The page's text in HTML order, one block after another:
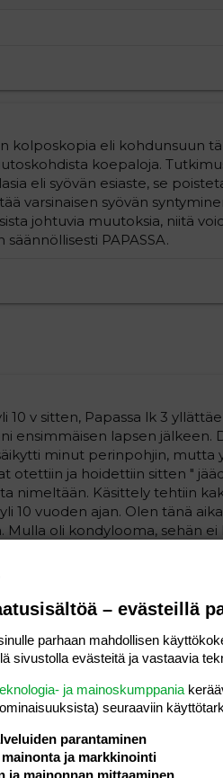
kolposkopia eli kohdunsuun
koepaloja.
eli syövän esiaste, se
varsinaisen syövän
johtuvia muutoksia, niitä
PAPASSA.
10 v sitten, Papassa lk 3
ensimmäisen lapsen jälkeen.
minut perinpohjin, mutta
otettiin ja hoidettiin sitten "
nimeltään. Käsittely tehtiin
10 vuoden ajan. Olen tänä
oli kondylooma, sehän ei
Onni että menin
syöpään. Siispä
20:09 Mami kirjoitti
v sitten, Papassa lk 3 yllättäen
– evästeillä
parhaan mahdollisen
sivustolla evästeitä ja vastaavia
ja mainoskumppania
seuraaviin
parantaminen
ja markkinointi
ja mainonnan mittaaminen